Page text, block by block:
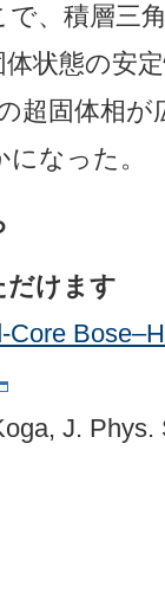
、積層三
状態の安
超固体相
なった。
だけます
J.